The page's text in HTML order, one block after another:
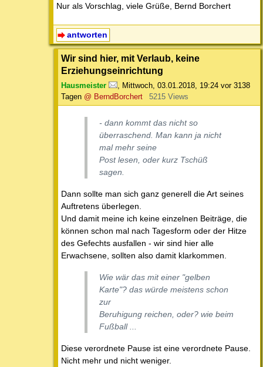
Nur als Vorschlag, viele Grüße, Bernd Borchert
antworten
Wir sind hier, mit Verlaub, keine
Erziehungseinrichtung
Hausmeister Mittwoch, 03.01.2018, 19:24 vor 3138
Tagen @ BerndBorchert 5215 Views
- dann kommt das nicht so
überraschend. Man kann ja nicht
mal mehr seine
Post lesen, oder kurz Tschüß
sagen.
Dann sollte man sich ganz generell die Art seines
Auftretens überlegen.
Und damit meine ich keine einzelnen Beiträge, die
können schon mal nach Tagesform oder der Hitze
des Gefechts ausfallen - wir sind hier alle
Erwachsene, sollten also damit klarkommen.
Wie wär das mit einer "gelben
Karte"? das würde meistens schon
zur
Beruhigung reichen, oder? wie beim
Fußball ...
Diese verordnete Pause ist eine verordnete Pause.
Nicht mehr und nicht weniger.